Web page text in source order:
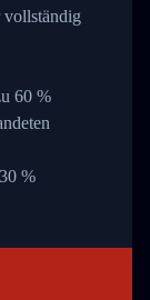
vollständig
60 %
%